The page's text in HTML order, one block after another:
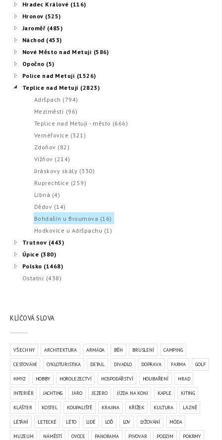
Hradec Králové (116)
Hronov (525)
Jaroměř (485)
Náchod (453)
Nové Město nad Metují (586)
Opočno (5)
Police nad Metují (1526)
Teplice nad Metují (2823)
Adršpach (794)
Meziměstí (96)
Teplice nad Metují - město (666)
Vernéřovice (321)
Zdoňov (82)
Vižňov (214)
Jiráskovy skály (330)
Ruprechtice (259)
Libná (4)
Dědov (14)
Bohdašín u Broumova (16)
Hodkovice u Adršpachu (1)
Trutnov (443)
Úpice (380)
Polsko (1468)
Ostatní (438)
KLÍČOVÁ SLOVA
VŠECHNY ARCHITEKTURA ARMÁDA BĚH BRUSLENÍ CAMPING
CESTOVÁNÍ CYKLOTURISTIKA DETAIL DIVADLO DOPRAVA FARMA GOLF
HMYZ HOBBY HOROLEZECTVÍ HOSPODÁŘSTVÍ HOUBAŘENÍ HRAD
INTERIÉR JACHTING JARO JEZERO JÍZDA NA KONI KAPLE KITING
KLÁŠTER KOSTEL KOUPALIŠTĚ KRAJINA KŘÍŽEK KULTURA LÁZNĚ
LÉTÁNÍ LETECKÉ LÉTO LIDÉ LOĎ LOV LYŽOVÁNÍ MÓDA
MUZEUM NÁMĚSTÍ OVOCE PANORAMA PIVOVAR PODZIM POKRMY